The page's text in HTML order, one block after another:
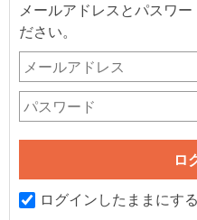
メールアドレスとパスワ
ださい。
ログインしたままにする